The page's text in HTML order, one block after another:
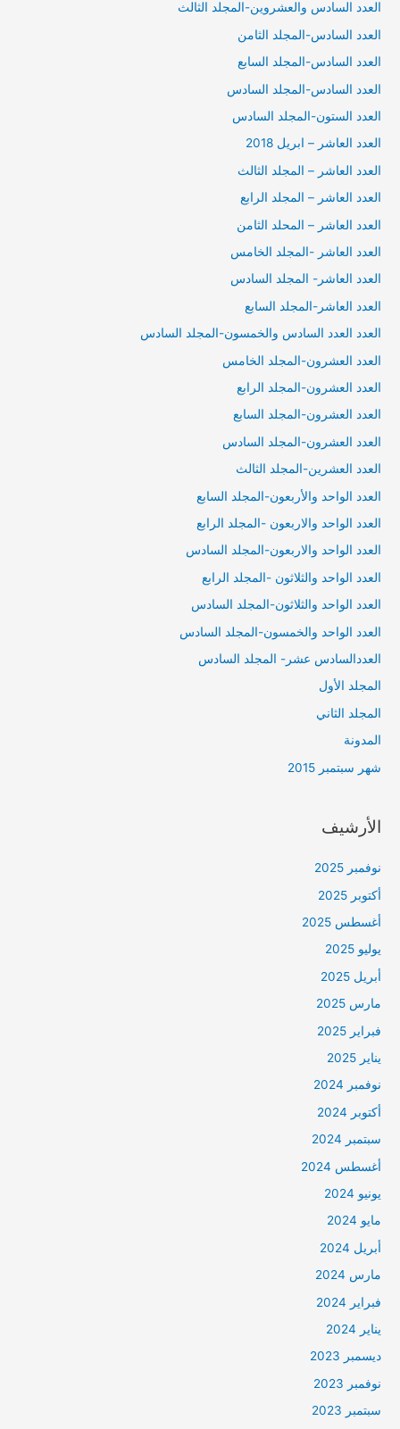
العدد السادس والعشروين-المجلد الثالث
العدد السادس-المجلد الثامن
العدد السادس-المجلد السابع
العدد السادس-المجلد السادس
العدد الستون-المجلد السادس
العدد العاشر – ابريل 2018
العدد العاشر – المجلد الثالث
العدد العاشر – المجلد الرابع
العدد العاشر – المحلد الثامن
العدد العاشر -المجلد الخامس
العدد العاشر- المجلد السادس
العدد العاشر-المجلد السابع
العدد العدد السادس والخمسون-المجلد السادس
العدد العشرون-المجلد الخامس
العدد العشرون-المجلد الرابع
العدد العشرون-المجلد السابع
العدد العشرون-المجلد السادس
العدد العشرين-المجلد الثالث
العدد الواحد والأربعون-المجلد السابع
العدد الواحد والاربعون -المجلد الرابع
العدد الواحد والاربعون-المجلد السادس
العدد الواحد والثلاثون -المجلد الرابع
العدد الواحد والثلاثون-المجلد السادس
العدد الواحد والخمسون-المجلد السادس
العددالسادس عشر- المجلد السادس
المجلد الأول
المجلد الثاني
المدونة
شهر سبتمبر 2015
الأرشيف
نوفمبر 2025
أكتوبر 2025
أغسطس 2025
يوليو 2025
أبريل 2025
مارس 2025
فبراير 2025
يناير 2025
نوفمبر 2024
أكتوبر 2024
سبتمبر 2024
أغسطس 2024
يونيو 2024
مايو 2024
أبريل 2024
مارس 2024
فبراير 2024
يناير 2024
ديسمبر 2023
نوفمبر 2023
سبتمبر 2023